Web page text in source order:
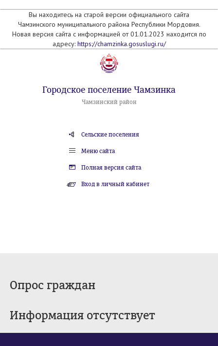
Вы находитесь на старой версии официального сайта
Чамзинского муниципального района Республики Мордовия.
Новая версия сайта с информацией от 01.01.2023 находится по
адресу: https://chamzinka.gosuslugi.ru/
Городское поселение Чамзинка
Чамзинский район
Сельские поселения
Меню сайта
Полная версия сайта
Вход в личный кабинет
Опрос граждан
Информация отсутствует